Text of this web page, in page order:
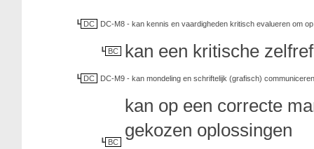
DC DC-M8 - kan kennis en vaardigheden kritisch evalueren om
BC kan een kritische
DC DC-M9 - kan mondeling en schriftelijk (grafisch)
BC
kan op een correcte
gekozen oplossingen